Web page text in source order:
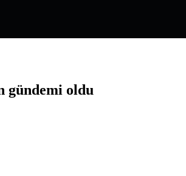
gündemi oldu